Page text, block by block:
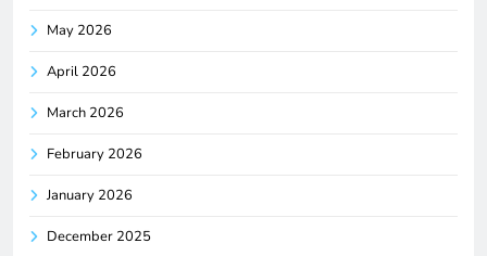
May 2026
April 2026
March 2026
February 2026
January 2026
December 2025